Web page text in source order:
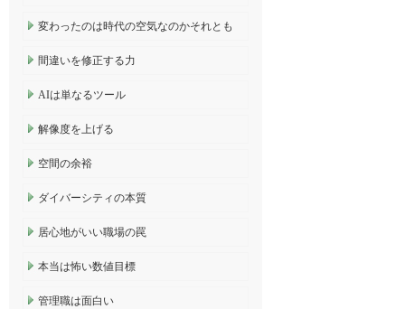
変わったのは時代の空気なのかそれとも
間違いを修正する力
AIは単なるツール
解像度を上げる
空間の余裕
ダイバーシティの本質
居心地がいい職場の罠
本当は怖い数値目標
管理職は面白い